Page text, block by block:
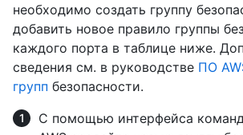
необходимо создать группу
добавить новое правило группы
каждого порта в таблице ниже.
сведения см. в руководстве ПО
групп безопасности.
С помощью интерфейса